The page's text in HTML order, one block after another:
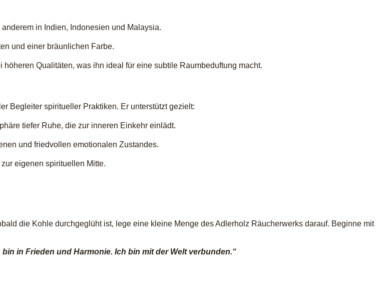
in Indien, Indonesien und Malaysia.
und einer bräunlichen Farbe.
höheren Qualitäten, was ihn ideal für eine subtile Raumbeduftung macht.
Begleiter spiritueller Praktiken. Er unterstützt gezielt:
tiefer Ruhe, die zur inneren Einkehr einlädt.
und friedvollen emotionalen Zustandes.
eigenen spirituellen Mitte.
die Kohle durchgeglüht ist, lege eine kleine Menge des Adlerholz Räucherwerks darauf. Beginne mit
bin in Frieden und Harmonie. Ich bin mit der Welt verbunden.“